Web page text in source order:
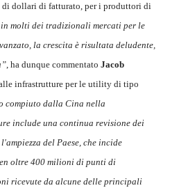
dollari di fatturato, per i produttori di
in molti dei tradizionali mercati per le
la crescita è risultata deludente,
, ha dunque commentato Jacob
infrastrutture per le utility di tipo
compiuto dalla Cina nella
include una continua revisione dei
del Paese, che incide
oltre 400 milioni di punti di
ricevute da alcune delle principali